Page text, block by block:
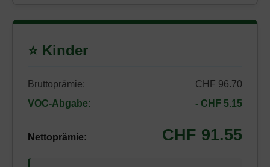
⭐ Kinder
Bruttoprämie:
CHF 96.70
VOC-Abgabe:
- CHF 5.15
Nettoprämie: CHF 91.55